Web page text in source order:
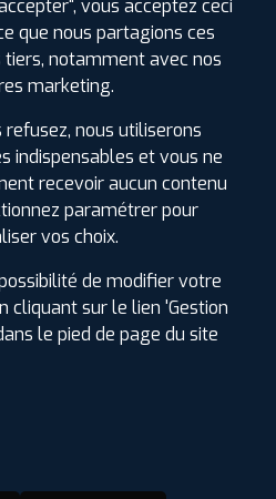
SUR MYPROFIL+
estentièrement
la crédite de 2.5% du montant
Euros cumuléssur les pneus,
suspension, géométrie,
ou dans nos boutiques
dans l'immédiat, faites en
vous acceptez ceci
que nous partagions ces
notamment avec nos
marketing.
refusez, nous utiliserons
indispensables et vous ne
recevoir aucun contenu
paramétrer pour
vos choix.
de modifier votre
cliquant sur le lien 'Gestion
le pied de page du site